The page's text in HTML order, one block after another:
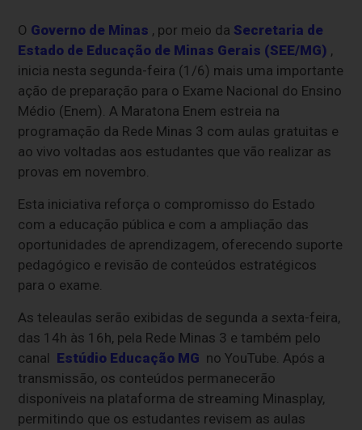
O Governo de Minas , por meio da Secretaria de
Estado de Educação de Minas Gerais (SEE/MG) ,
inicia nesta segunda-feira (1/6) mais uma importante
ação de preparação para o Exame Nacional do Ensino
Médio (Enem). A Maratona Enem estreia na
programação da Rede Minas 3 com aulas gratuitas e
ao vivo voltadas aos estudantes que vão realizar as
provas em novembro.
Esta iniciativa reforça o compromisso do Estado
com a educação pública e com a ampliação das
oportunidades de aprendizagem, oferecendo suporte
pedagógico e revisão de conteúdos estratégicos
para o exame.
As teleaulas serão exibidas de segunda a sexta-feira,
das 14h às 16h, pela Rede Minas 3 e também pelo
canal Estúdio Educação MG no YouTube. Após a
transmissão, os conteúdos permanecerão
disponíveis na plataforma de streaming Minasplay,
permitindo que os estudantes revisem as aulas